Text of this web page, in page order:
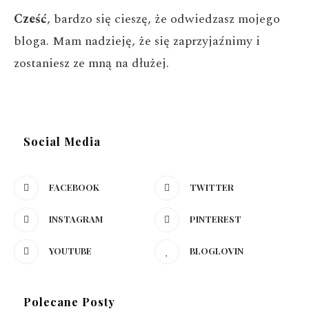
Cześć, bardzo się cieszę, że odwiedzasz mojego
bloga. Mam nadzieję, że się zaprzyjaźnimy i
zostaniesz ze mną na dłużej.
Social Media
FACEBOOK TWITTER
INSTAGRAM PINTEREST
YOUTUBE BLOGLOVIN
Polecane Posty